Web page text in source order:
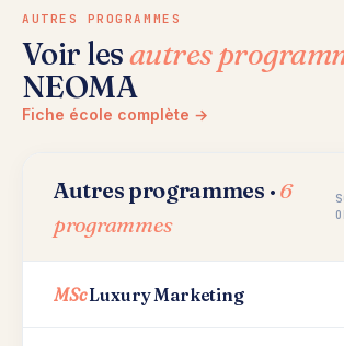
AUTRES PROGRAMMES
Voir lesautres
NEOMA
Fiche école complète →
Autres programmes · 6
programmes
MScLuxury Marketing